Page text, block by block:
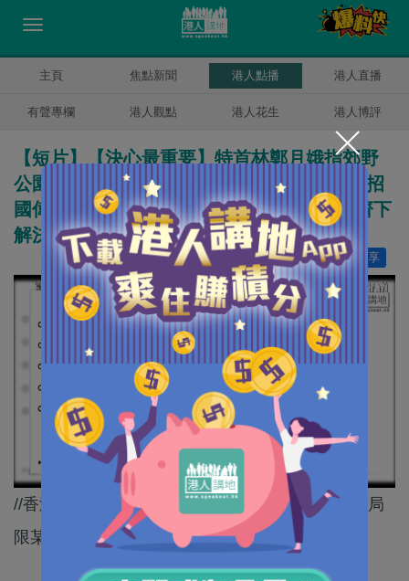
主頁 焦點新聞 港人點播 港人直播
有聲專欄 港人觀點 港人花生 港人博評
【短片】【決心最重要】特首林鄭月娥指郊野
公園邊陲建屋屬「遠水」？ 公屋聯會總幹事招
國偉:可惜!沒有一個選項易做、政府應多管齊下
解決房屋問題、決心很重要!
分享
讚好 55
//香港唔係冇地，只要市民同政府開放思想，唔好局
限某啲選項，房屋荒的問題至有望解決！//